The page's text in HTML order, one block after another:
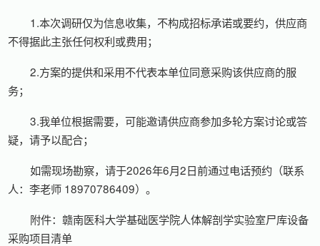
1.本次调研仅为信息收集，不构成招标承诺或要约，供应商
不得据此主张任何权利或费用；
2.方案的提供和采用不代表本单位同意采购该供应商的服
务；
3.我单位根据需要，可能邀请供应商参加多轮方案讨论或答
疑，请予以配合；
如需现场勘察，请于2026年6月2日前通过电话预约（联系
人：李老师 18970786409）。
附件：赣南医科大学基础医学院人体解剖学实验室尸库设备
采购项目清单